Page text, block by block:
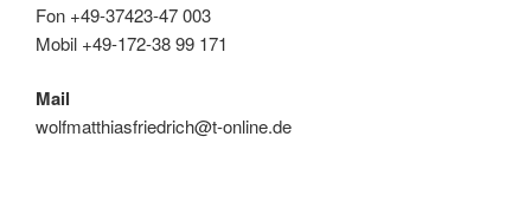
Fon +49-37423-47 003
Mobil +49-172-38 99 171
Mail
wolfmatthiasfriedrich@t-online.de